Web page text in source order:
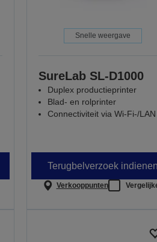
Snelle weergave
SureLab SL-D1000
Duplex productieprinter
Blad- en rolprinter
Connectiviteit via Wi-Fi-/LAN
Terugbelverzoek
Verkooppunten